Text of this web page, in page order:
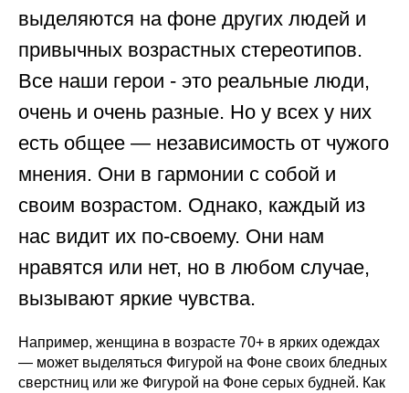
выделяются на фоне других людей и
привычных возрастных стереотипов.
Все наши герои - это реальные люди,
очень и очень разные. Но у всех у них
есть общее — независимость от чужого
мнения. Они в гармонии с собой и
своим возрастом. Однако, каждый из
нас видит их по-своему. Они нам
нравятся или нет, но в любом случае,
вызывают яркие чувства.
Например, женщина в возрасте 70+ в ярких одеждах
— может выделяться Фигурой на Фоне своих бледных
сверстниц или же Фигурой на Фоне серых будней. Как